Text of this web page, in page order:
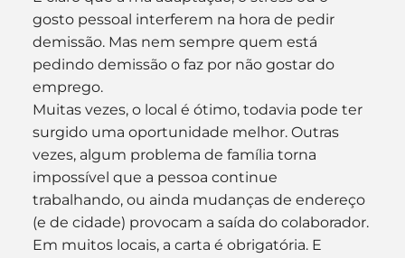
gosto pessoal interferem na hora de pedir
demissão. Mas nem sempre quem está
pedindo demissão o faz por não gostar do
emprego.
Muitas vezes, o local é ótimo, todavia pode ter
surgido uma oportunidade melhor. Outras
vezes, algum problema de família torna
impossível que a pessoa continue
trabalhando, ou ainda mudanças de endereço
(e de cidade) provocam a saída do colaborador.
Em muitos locais, a carta é obrigatória. E